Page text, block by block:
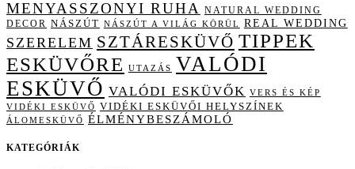
MENYASSZONYI RUHA
NATURAL WEDDING
DECOR NÁSZÚT NÁSZÚT A VILÁG KÖRÜL REAL WEDDING
SZERELEM SZTÁRESKÜVŐ TIPPEK
ESKÜVŐRE
UTAZÁS VALÓDI
ESKÜVŐ VALÓDI ESKÜVŐK VERS ÉS KÉP
VIDÉKI ESKÜVŐ VIDÉKI ESKÜVŐI HELYSZÍNEK
ÁLOMESKÜVŐ ÉLMÉNYBESZÁMOLÓ
KATEGÓRIÁK